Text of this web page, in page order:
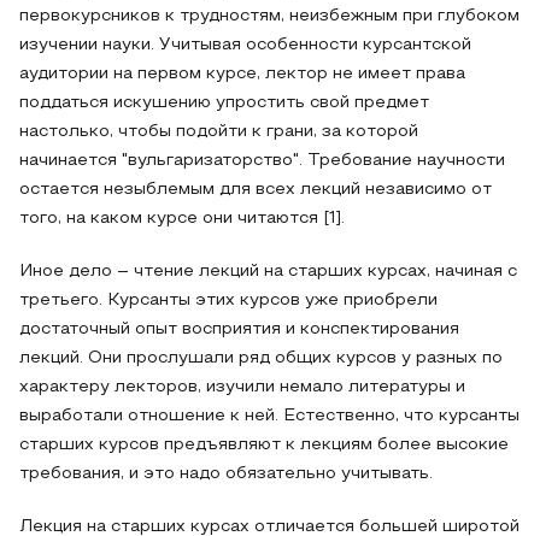
первокурсников к трудностям, неизбежным при глубоком
изучении науки. Учитывая особенности курсантской
аудитории на первом курсе, лектор не имеет права
поддаться искушению упростить свой предмет
настолько, чтобы подойти к грани, за которой
начинается "вульгаризаторство". Требование научности
остается незыблемым для всех лекций независимо от
того, на каком курсе они читаются [1].
Иное дело – чтение лекций на старших курсах, начиная с
третьего. Курсанты этих курсов уже приобрели
достаточный опыт восприятия и конспектирования
лекций. Они прослушали ряд общих курсов у разных по
характеру лекторов, изучили немало литературы и
выработали отношение к ней. Естественно, что курсанты
старших курсов предъявляют к лекциям более высокие
требования, и это надо обязательно учитывать.
Лекция на старших курсах отличается большей широтой